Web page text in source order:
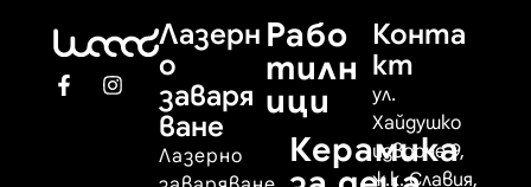
Лазерн
о
заваря
ване
Лазерно
Рабо
тилн
ици
Керамика
Конта
кт
ул.
Хайдушко
изворче 9,
ж.к. Славия,